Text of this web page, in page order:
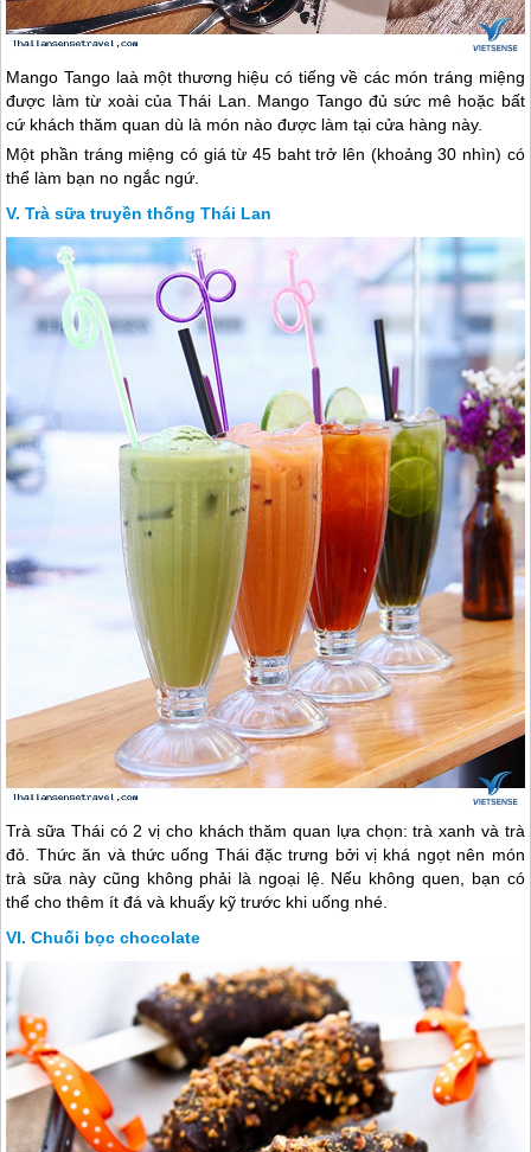
Mango Tango laà một thương hiệu có tiếng về các món tráng miệng
được làm từ xoài củaThái Lan. Mango Tango đủ sức mê hoặc bất
cứ khách thăm quan dù là món nào được làm tại cửa hàng này.
Một phần tráng miệng có giá từ 45 baht trở lên (khoảng 30 nhìn) có
thể làm bạn no ngắc ngứ.
Trà sữa truyền thống Thái Lan
Trà sữa Thái có 2 vị cho khách thăm quan lựa chọn: trà xanh và trà
đỏ. Thức ăn và thức uống Thái đặc trưng bởi vị khá ngọt nên món
trà sữa này cũng không phải là ngoại lệ. Nếu không quen, bạn có
thể cho thêm ít đá và khuấy kỹ trước khi uống nhé.
Chuối bọc chocolate